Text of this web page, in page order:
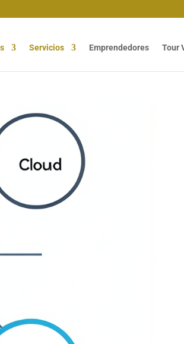
Servicios Emprendedores Tour